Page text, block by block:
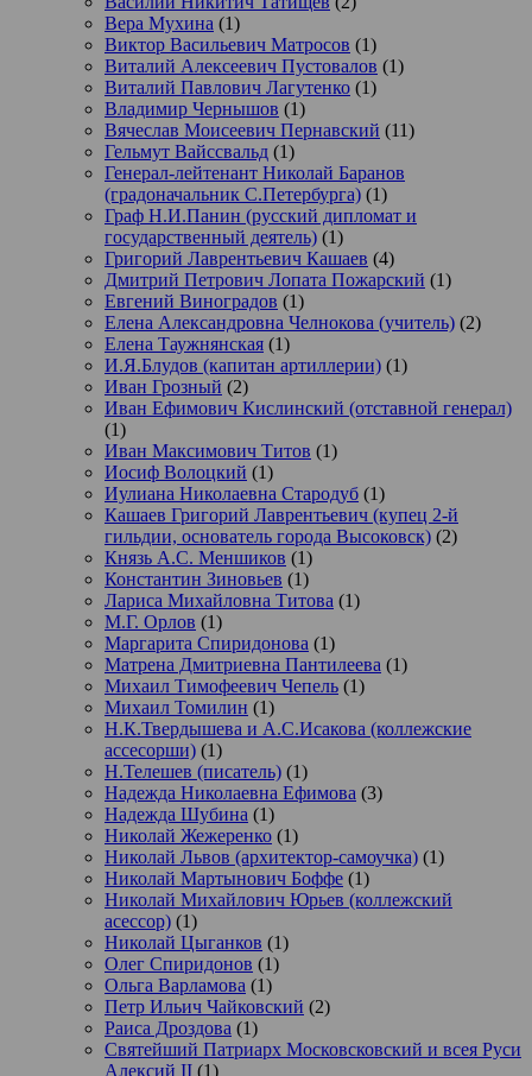
Вера Мухина (1)
Виктор Васильевич Матросов (1)
Виталий Алексеевич Пустовалов (1)
Виталий Павлович Лагутенко (1)
Владимир Чернышов (1)
Вячеслав Моисеевич Пернавский (11)
Гельмут Вайссвальд (1)
Генерал-лейтенант Николай Баранов
(градоначальник С.Петербурга) (1)
Граф Н.И.Панин (русский дипломат и
государственный деятель) (1)
Григорий Лаврентьевич Кашаев (4)
Дмитрий Петрович Лопата Пожарский (1)
Евгений Виноградов (1)
Елена Александровна Челнокова (учитель) (2)
Елена Таужнянская (1)
И.Я.Блудов (капитан артиллерии) (1)
Иван Грозный (2)
Иван Ефимович Кислинский (отставной генерал)
(1)
Иван Максимович Титов (1)
Иосиф Волоцкий (1)
Иулиана Николаевна Стародуб (1)
Кашаев Григорий Лаврентьевич (купец 2-й
гильдии, основатель города Высоковск) (2)
Князь А.С. Меншиков (1)
Константин Зиновьев (1)
Лариса Михайловна Титова (1)
М.Г. Орлов (1)
Маргарита Спиридонова (1)
Матрена Дмитриевна Пантилеева (1)
Михаил Тимофеевич Чепель (1)
Михаил Томилин (1)
Н.К.Твердышева и А.С.Исакова (коллежские
ассесорши) (1)
Н.Телешев (писатель) (1)
Надежда Николаевна Ефимова (3)
Надежда Шубина (1)
Николай Жежеренко (1)
Николай Львов (архитектор-самоучка) (1)
Николай Мартынович Боффе (1)
Николай Михайлович Юрьев (коллежский
асессор) (1)
Николай Цыганков (1)
Олег Спиридонов (1)
Ольга Варламова (1)
Петр Ильич Чайковский (2)
Раиса Дроздова (1)
Святейший Патриарх Московсковский и всея Руси
Алексий II (1)